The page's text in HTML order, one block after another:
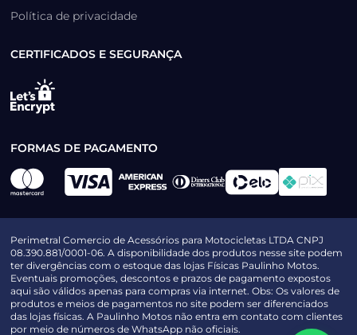
Política de privacidade
CERTIFICADOS E SEGURANÇA
FORMAS DE PAGAMENTO
Perimetral Comercio de Acessórios para Motocicletas LTDA CNPJ
08.390.881/0001-06. A disponibilidade dos produtos nesse site podem
ter divergências com o estoque das lojas Físicas Paulinho Motos.
Eventuais promoções, descontos e prazos de pagamento expostos
aqui são válidos apenas para compras via internet. Obs: Os valores de
produtos e meios de pagamentos no site podem ser diferenciados
das lojas físicas. A Paulinho Motos não entra em contato com clientes
por meio de números de WhatsApp não oficiais.